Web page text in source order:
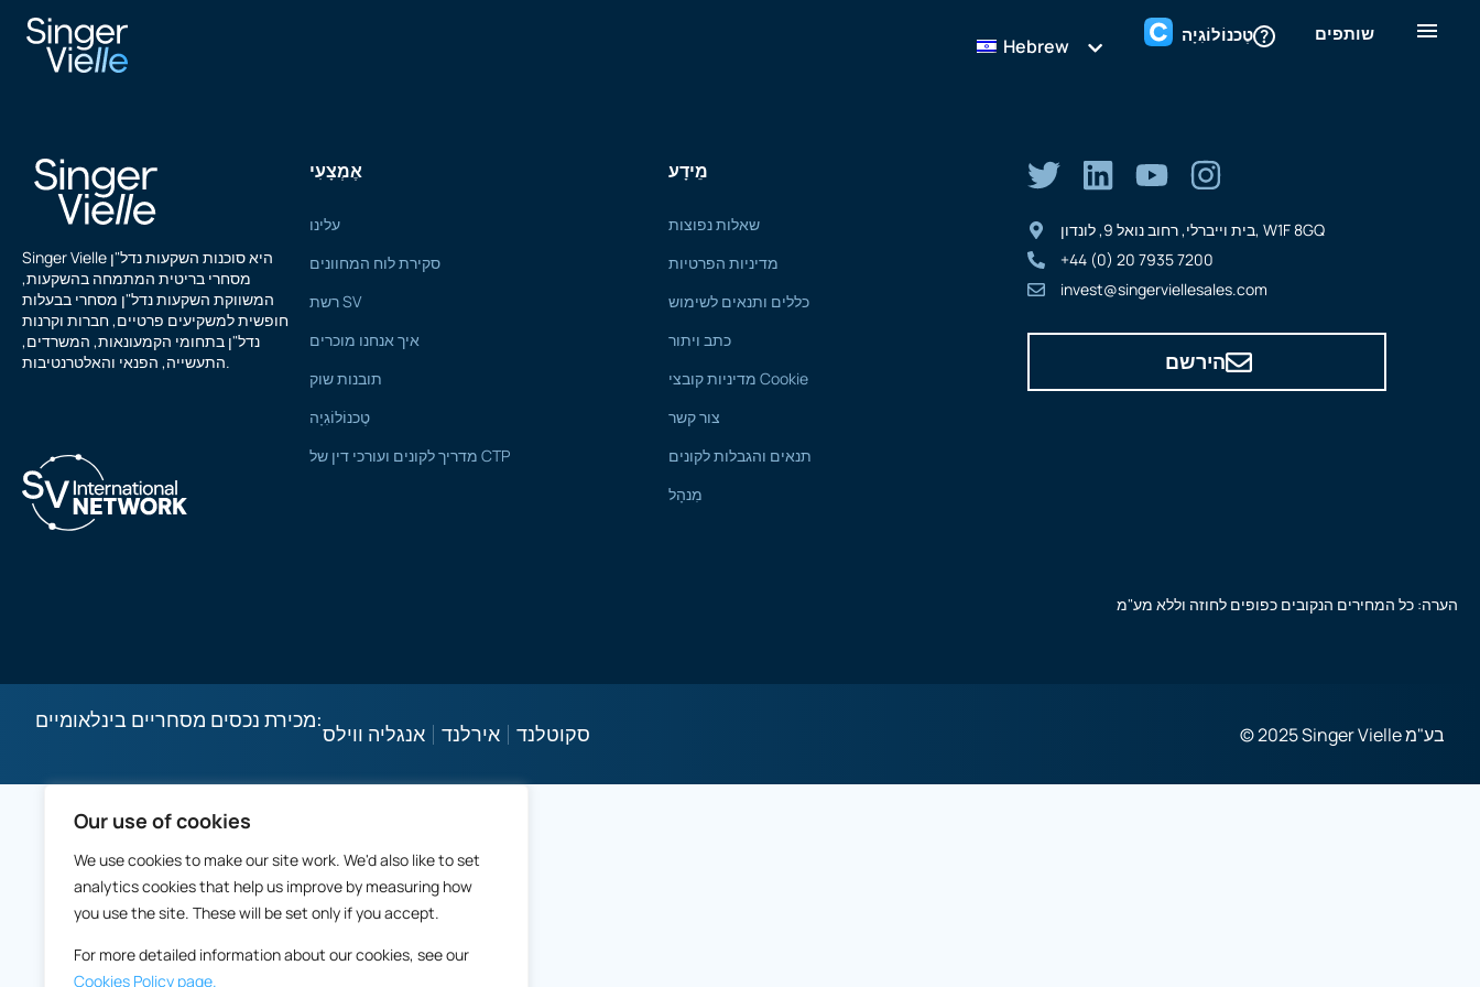
Our use of cookies
We use cookies to make our site work. We'd also like to set
analytics cookies that help us improve by measuring how
you use the site. These will be set only if you accept.
For more detailed information about our cookies, see our
Cookies Policy page.
Hebrew טֶכנוֹלוֹגִיָה שותפים נ גו
Singer Vielle היא סוכנות השקעות נדל"ן
מסחרי בריטית המתמחה בהשקעות,
המשווקת השקעות נדל"ן מסחרי בבעלות
חופשית למשקיעים פרטיים, חברות וקרנות
נדל"ן בתחומי הקמעונאות, המשרדים,
התעשייה, הפנאי והאלטרנטיבות.
אֶמְצָעִי
עלינו
סקירת לוח המחוונים
רשת SV
איך אנחנו מוכרים
תובנות שוק
טֶכנוֹלוֹגִיָה
מדריך לקונים ועורכי דין של CTP
מֵידָע
שאלות נפוצות
מדיניות הפרטיות
כללים ותנאים לשימוש
כתב ויתור
מדיניות קובצי Cookie
צור קשר
תנאים והגבלות לקונים
מִנהָל
בית וייברלי, רחוב נואל 9, לונדון, W1F 8GQ
+44 (0) 20 7935 7200
invest@singerviellesales.com
הירשם
הערה: כל המחירים הנקובים כפופים לחוזה וללא מע"מ
מכירת נכסים מסחריים בינלאומיים:
אנגליה ווילס אירלנד סקוטלנד © 2025 Singer Vielle בע"מ